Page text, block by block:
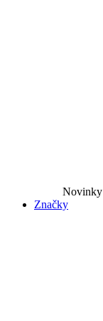
Novinky​
Značky